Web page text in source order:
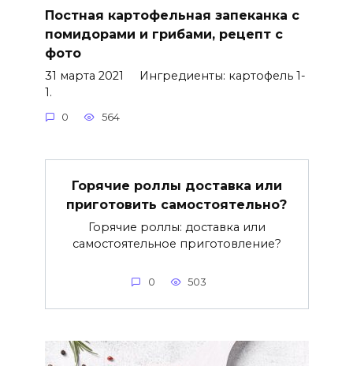
Постная картофельная запеканка с
помидорами и грибами, рецепт с
фото
31 марта 2021 Ингредиенты: картофель 1-
1.
0 564
Горячие роллы доставка или
приготовить самостоятельно?
Горячие роллы: доставка или
самостоятельное приготовление?
0 503